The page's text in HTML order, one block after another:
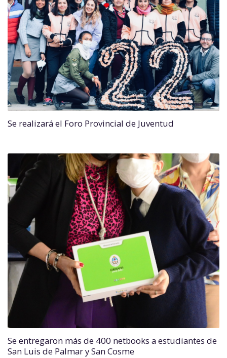
Se realizará el Foro Provincial de Juventud
Se entregaron más de 400 netbooks a estudiantes de
San Luis de Palmar y San Cosme